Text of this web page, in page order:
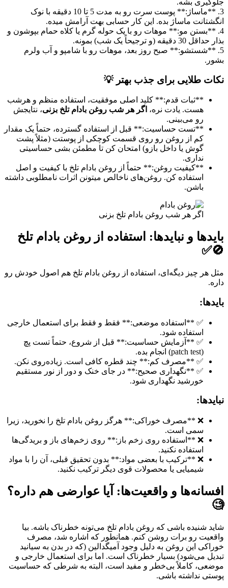
3. **ماساژ:** پوست سرت رو به مدت 5 تا 10 دقیقه با نوک
انگشتانت ماساژ بده. این کار حسابی بهت آرامش میده.
4. **بستن مو:** موهات رو با یک حوله گرم یا کلاه حمام بپوشون و
بذار حداقل 30 دقیقه (و ترجیحاً یک شب) بمونه.
5. **شستشو:** صبح روز بعد، موهات رو با شامپو و آب ولرم
بشور.
نکات طلایی برای جذب بهتر 💡
**ثبات قدم:** کلید اصلی موفقیت، استفاده منظم و هرشب
هست. یادت نره، اگر هر شب روغن بادام تلخ بزنی، نتایجش
رو می‌بینی.
**تست حساسیت:** قبل از استفاده گسترده، حتماً یک مقدار
کم از روغن رو روی قسمت کوچکی از پوستت (مثلاً پشت
گوش یا داخل بازو) امتحان کن تا مطمئن بشی حساسیتی
نداری.
**کیفیت روغن:** حتماً از روغن بادام تلخ با کیفیت و اصل
استفاده کن. روغن‌های ناخالص میتونن اثرات نامطلوبی داشته
باشن.
اگر هر شب روغن بادام تلخ بزنی
بایدها و نبایدها: استفاده از روغن بادام تلخ
🚫✅
مثل هر چیز دیگه‌ای، استفاده از روغن بادام تلخ هم اصول خودش رو
داره.
بایدها:
✅ **استفاده موضعی:** فقط و فقط برای استعمال خارجی
استفاده شود.
✅ **آزمایش حساسیت:** قبل از شروع، حتماً تست پچ
(patch test) انجام بده.
✅ **مصرف کم:** چند قطره کافی است. زیاده‌روی نکن.
✅ **نگهداری صحیح:** در جای خنک و دور از نور مستقیم
خورشید نگهداری شود.
نبایدها:
❌ **مصرف خوراکی:** هرگز روغن بادام تلخ را نخورید، زیرا
سمی است.
❌ **استفاده روی زخم باز:** روی زخم‌های باز و بریدگی‌ها
استفاده نکنید.
❌ **ترکیب با بعضی مواد:** بدون تحقیق قبلی، آن را با مواد
شیمیایی یا محصولات قوی دیگر ترکیب نکنید.
افسانه‌ها و واقعیت‌ها: آیا عوارضی هم داره؟
🧐
شاید شنیده باشی که روغن بادام تلخ می‌تونه خطرناک باشه. بیا
واقعیت رو برات روشن کنم. همانطور که اشاره شد، مصرف
خوراکی این روغن به دلیل وجود آمیگدالین (که در بدن به سیانید
تبدیل می‌شود) بسیار خطرناک است. اما برای استعمال خارجی و
موضعی، کاملاً بی‌خطر و مفید است، البته به شرطی که حساسیت
پوستی نداشته باشی.